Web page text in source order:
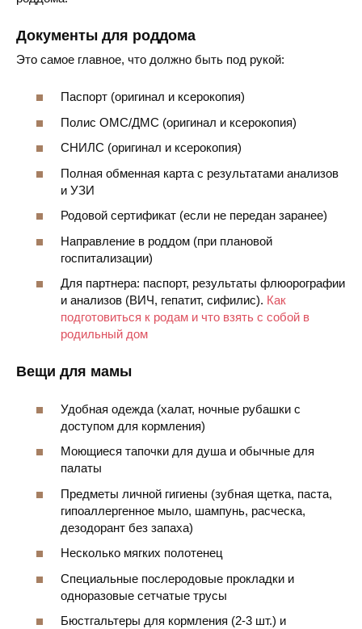
Документы для роддома
Это самое главное, что должно быть под рукой:
Паспорт (оригинал и ксерокопия)
Полис ОМС/ДМС (оригинал и ксерокопия)
СНИЛС (оригинал и ксерокопия)
Полная обменная карта с результатами анализов
и УЗИ
Родовой сертификат (если не передан заранее)
Направление в роддом (при плановой
госпитализации)
Для партнера: паспорт, результаты флюорографии
и анализов (ВИЧ, гепатит, сифилис). Как
подготовиться к родам и что взять с собой в
родильный дом
Вещи для мамы
Удобная одежда (халат, ночные рубашки с
доступом для кормления)
Моющиеся тапочки для душа и обычные для
палаты
Предметы личной гигиены (зубная щетка, паста,
гипоаллергенное мыло, шампунь, расческа,
дезодорант без запаха)
Несколько мягких полотенец
Специальные послеродовые прокладки и
одноразовые сетчатые трусы
Бюстгальтеры для кормления (2-3 шт.) и